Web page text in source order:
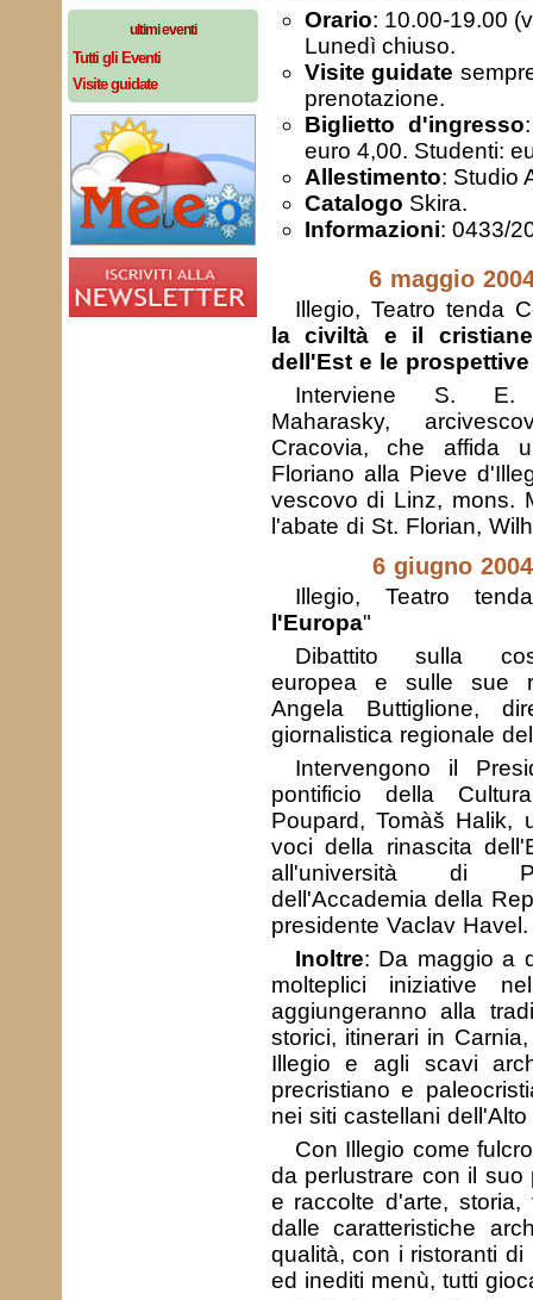
ultimi eventi
Tutti gli Eventi
Visite guidate
Orario: 10.00-19.00
Lunedì chiuso.
Visite guidate
prenotazione.
Biglietto d'ingresso
euro 4,00. Studenti:
Allestimento: Studio
Catalogo Skira.
Informazioni: 0433/
6 maggio
Illegio, Teatro tenda
la civiltà e il
dell'Est e le
Interviene S. E.
Maharasky,
Cracovia, che affida
Floriano alla Pieve
vescovo di Linz, mons.
l'abate di St. Florian,
6 giugno
Illegio, Teatro
l'Europa"
Dibattito sulla
europea e sulle sue
Angela Buttiglione,
giornalistica regionale
Intervengono il
pontificio della
Poupard, Tomàš Halik,
voci della rinascita
all'università di
dell'Accademia della
presidente Vaclav Havel.
Inoltre: Da maggio a
molteplici iniziative
aggiungeranno alla
storici, itinerari in
Illegio e agli scavi
precristiano e
nei siti castellani
Con Illegio come
da perlustrare con il suo
e raccolte d'arte,
dalle caratteristiche
qualità, con i ristoranti
ed inediti menù, tutti